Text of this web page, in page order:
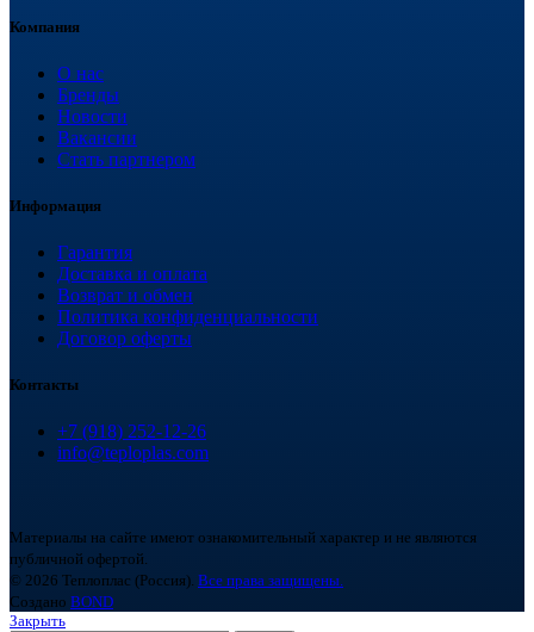
Компания
О нас
Бренды
Новости
Вакансии
Стать партнером
Информация
Гарантия
Доставка и оплата
Возврат и обмен
Политика конфиденциальности
Договор оферты
Контакты
+7 (918) 252-12-26
info@teploplas.com
Материалы на сайте имеют ознакомительный характер и не являются
публичной офертой.
© 2026 Теплоплас (Россия). Все права защищены.
Создано BOND
Закрыть